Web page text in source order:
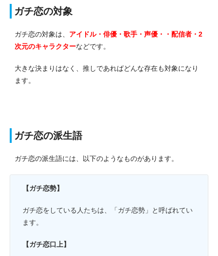
ガチ恋の対象
ガチ恋の対象は、 アイドル・俳優・歌手・声優・・配信者・2
次元のキャラクターなどです。
大きな決まりはなく、推しであればどんな存在も対象になり
ます。
ガチ恋の派生語
ガチ恋の派生語には、以下のようなものがあります。
【ガチ恋勢】
ガチ恋をしている人たちは、「ガチ恋勢」と呼ばれてい
ます。
【ガチ恋口上】